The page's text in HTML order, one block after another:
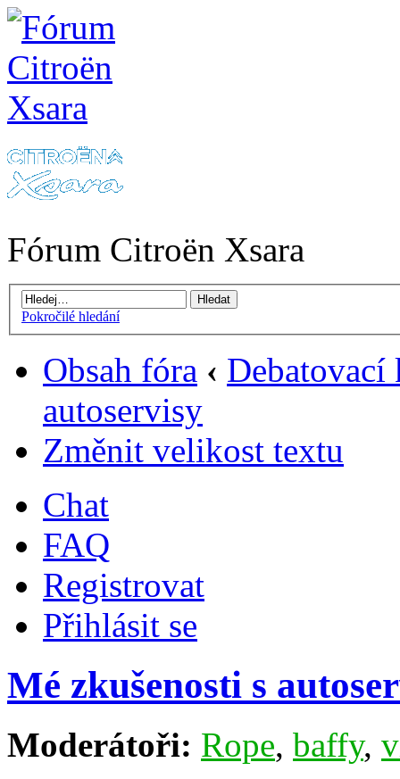
Fórum Citroën Xsara
Pokročilé hledání
Obsah fóra ‹ Debatovací
autoservisy
Změnit velikost textu
Chat
FAQ
Registrovat
Přihlásit se
Mé zkušenosti s
Moderátoři: Rope, baffy,